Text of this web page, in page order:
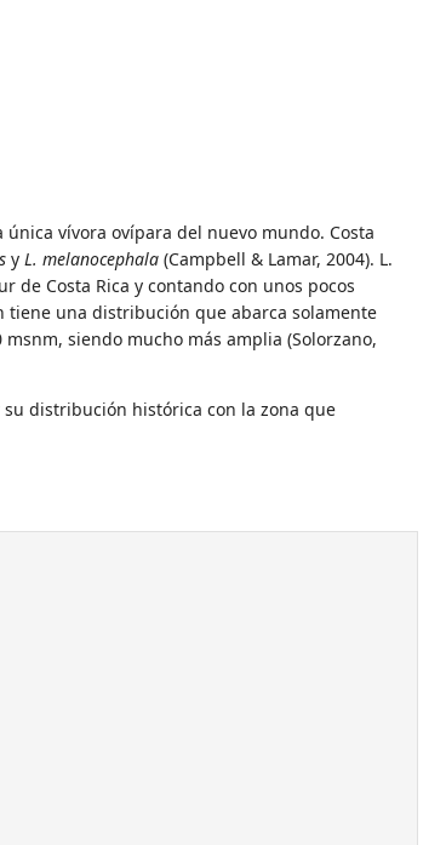
vívora ovípara del nuevo mundo. Costa
y L. melanocephala (Campbell & Lamar, 2004). L.
Costa Rica y contando con unos pocos
tiene una distribución que abarca solamente
siendo mucho más amplia (Solorzano,
su distribución histórica con la zona que